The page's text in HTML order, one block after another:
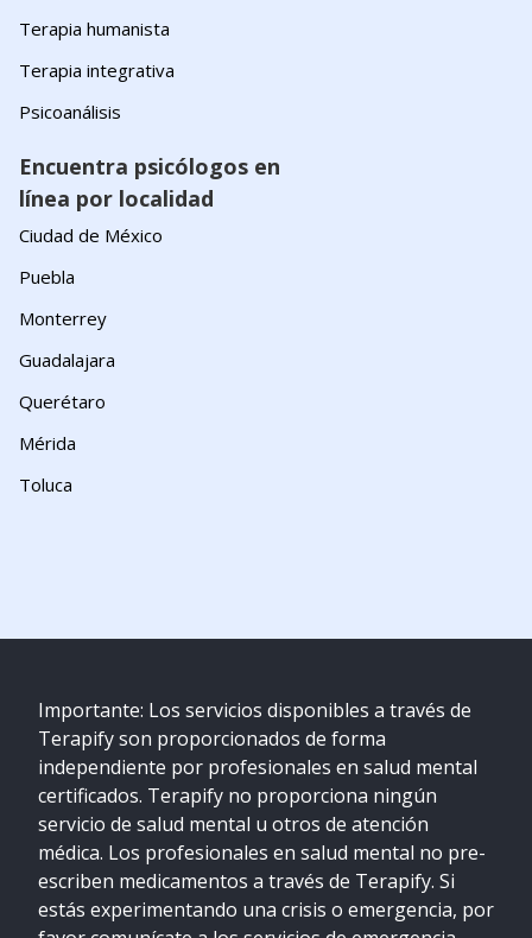
Terapia humanista
Terapia integrativa
Psicoanálisis
Encuentra psicólogos en
línea por localidad
Ciudad de México
Puebla
Monterrey
Guadalajara
Querétaro
Mérida
Toluca
Importante: Los servicios disponibles a través de
Terapify son proporcionados de forma
independiente por profesionales en salud mental
certificados. Terapify no proporciona ningún
servicio de salud mental u otros de atención
médica. Los profesionales en salud mental no pre-
escriben medicamentos a través de Terapify. Si
estás experimentando una crisis o emergencia, por